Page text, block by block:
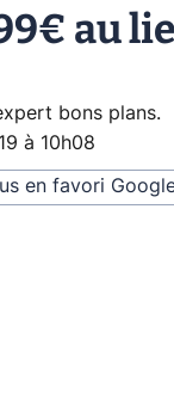
au
bons plans.
à 10h08
en favori